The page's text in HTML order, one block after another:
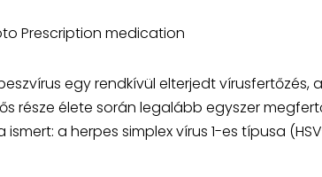
egy rendkívül elterjedt
része élete során legalább egyszer
ismert: a herpes simplex vírus 1-es típusa